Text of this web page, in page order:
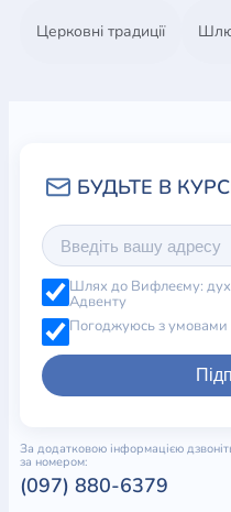
Церковні традиції
Шлях до Вифлеєму:
Адвенту
Погоджуюсь з умовами
За додатковою інформацією
за номером:
(097) 880-6379